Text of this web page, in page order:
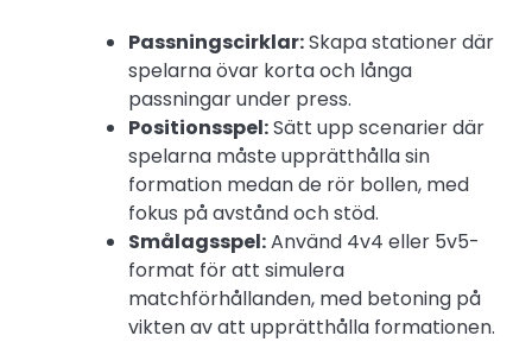
Passningscirklar:Skapa stationer där
spelarna övar korta och långa
passningar under press.
Positionsspel:Sätt upp scenarier där
spelarna måste upprätthålla sin
formation medan de rör bollen, med
fokus på avstånd och stöd.
Smålagsspel:Använd 4v4 eller 5v5-
format för att simulera
matchförhållanden, med betoning på
vikten av att upprätthålla formationen.